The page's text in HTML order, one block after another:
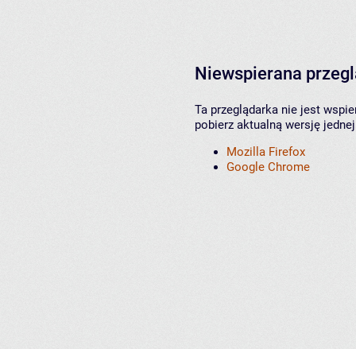
Niewspierana
Ta przeglądarka nie jest
pobierz aktualną wersję
Mozilla Firefox
Google Chrome